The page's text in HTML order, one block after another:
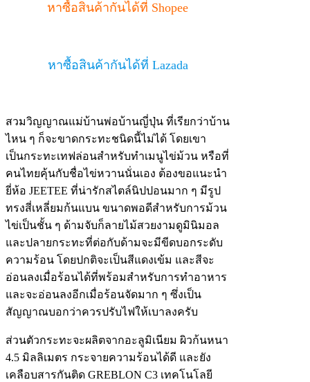
หาซื้อสินค้ากันได้ที่ Shopee
หาซื้อสินค้ากันได้ที่ Lazada
สวมวิญญาณแม่บ้านพ่อบ้านญี่ปุ่น ที่เรียกว่าบ้าน
ไหน ๆ ก็จะขาดกระทะชนิดนี้ไม่ได้ โดยเขา
เป็นกระทะเทฟล่อนสำหรับทำเมนูไข่ม้วน หรือที่
คนไทยคุ้นกับชื่อไข่หวานนั่นเอง ต้องขอแนะนำ
ยี่ห้อ JEETEE ที่น่ารักสไตล์นิปปอนมาก ๆ มีรูป
ทรงสี่เหลี่ยมก้นแบน ขนาดพอดีสำหรับการม้วน
ไข่เป็นชั้น ๆ ด้ามจับก็ลายไม้สวยงามดูมินิมอล
และปลายกระทะที่ต่อกับด้ามจะมีขีดบอกระดับ
ความร้อน โดยปกติจะเป็นสีแดงเข้ม และสีจะ
อ่อนลงเมื่อร้อนได้ที่พร้อมสำหรับการทำอาหาร
และจะอ่อนลงอีกเมื่อร้อนจัดมาก ๆ ซึ่งเป็น
สัญญาณบอกว่าควรปรับไฟให้เบาลงครับ
ส่วนตัวกระทะจะผลิตจากอะลูมิเนียม ผิวก้นหนา
4.5 มิลลิเมตร กระจายความร้อนได้ดี และยัง
เคลือบสารกันติด GREBLON C3 เทคโนโลยี